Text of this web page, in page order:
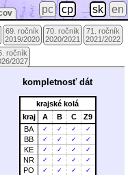
pc cp sk en
69. ročník
2019/2020
70. ročník
2020/2021
71. ročník
2021/2022
ročník
2027
kompletnosť dát
krajské kolá
kraj
A B C
Z9
BA
✓ ✓ ✓ ✓
BB ✓ ✓ ✓ ✓
KE ✓ ✓ ✓ ✓
NR ✓ ✓ ✓ ✓
PO ✓ ✓ ✓ ✓